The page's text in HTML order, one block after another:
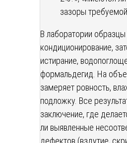
зазоры
В лаборатории
кондиционирование,
истирание,
формальдегид. На
замеряет ровность,
подложку. Все
заключение, где
ли выявленные
дефектов (вздутие,